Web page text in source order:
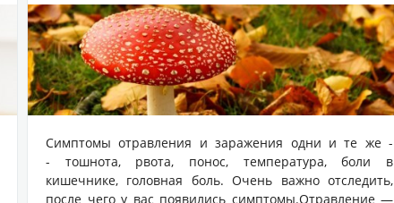
Симптомы отравления и заражения одни и те же -
- тошнота, рвота, понос, температура, боли в
кишечнике, головная боль. Очень важно отследить,
после чего у вас появились симптомы.Отравление —